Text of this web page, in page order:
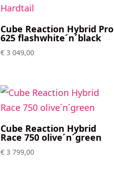
Cube Reaction Hybrid Pro
625 flashwhite´n´black
€ 3 049,00
Cube Reaction Hybrid
Race 750 olive´n´green
€ 3 799,00